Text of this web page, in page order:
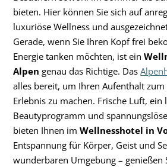
bieten. Hier können Sie sich auf
luxuriöse Wellness und
Gerade, wenn Sie Ihren Kopf frei
Energie tanken möchten, ist ein
Alpen genau das Richtige. Das
alles bereit, um Ihren Aufenthalt zum
Erlebnis zu machen. Frische Luft, ein
Beautyprogramm und
bieten Ihnen imWellnesshotel in
Entspannung für Körper, Geist und
wunderbaren Umgebung – genießen